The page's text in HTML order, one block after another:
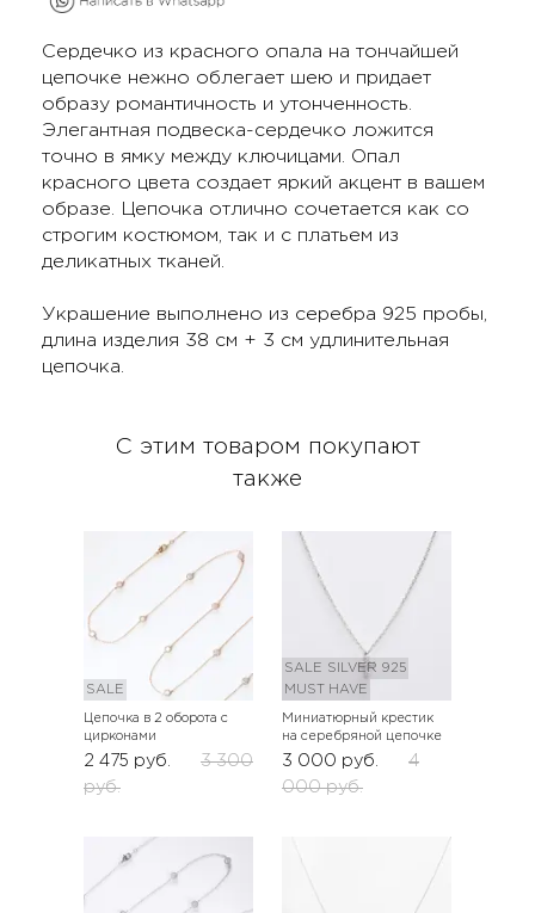
Сердечко из красного опала на тончайшей
цепочке нежно облегает шею и придает
образу романтичность и утонченность.
Элегантная подвеска-сердечко ложится
точно в ямку между ключицами. Опал
красного цвета создает яркий акцент в вашем
образе. Цепочка отлично сочетается как со
строгим костюмом, так и с платьем из
деликатных тканей.
Украшение выполнено из серебра 925 пробы,
длина изделия 38 см + 3 см удлинительная
цепочка.
С этим товаром покупают
также
SALE
Цепочка в 2 оборота с
цирконами
2 475 руб.
3 300
руб.
SALE SILVER 925
MUST HAVE
Миниатюрный крестик
на серебряной цепочке
3 000 руб.
4
000 руб.